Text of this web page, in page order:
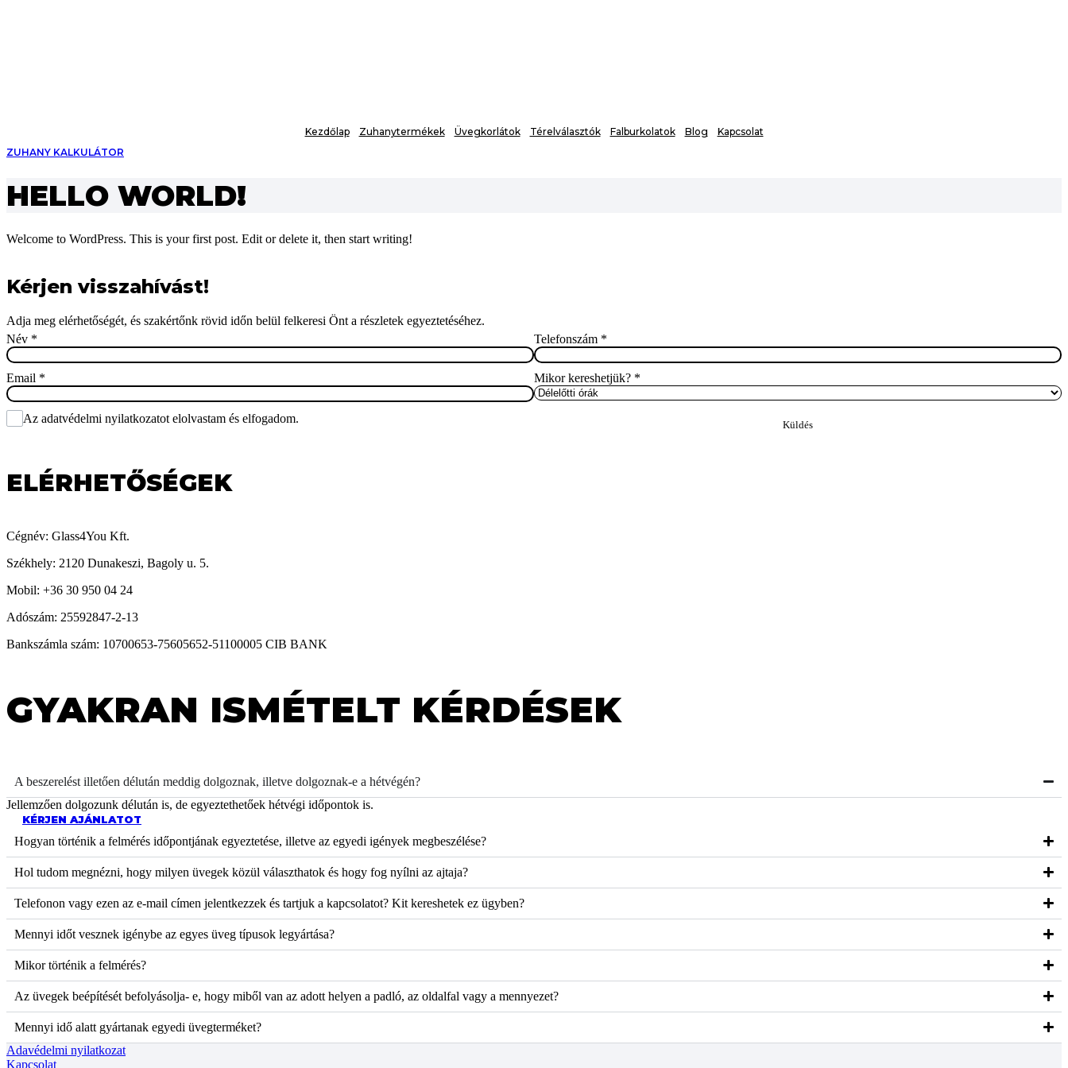
Kezdőlap Zuhanytermékek Üvegkorlátok Térelválasztók Falburkolatok Blog
Kapcsolat
ZUHANY KALKULÁTOR
HELLO WORLD!
Welcome to WordPress. This is your first post. Edit or delete it, then start writing!
Kérjen visszahívást!
Adja meg elérhetőségét, és szakértőnk rövid időn belül felkeresi Önt a részletek egyeztetéséhez.
Név * Telefonszám *
Email * Mikor kereshetjük? *
Az adatvédelmi nyilatkozatot elolvastam és elfogadom. Küldés
ELÉRHETŐSÉGEK
Cégnév: Glass4You Kft.
Székhely: 2120 Dunakeszi, Bagoly u. 5.
Mobil: +36 30 950 04 24
Adószám: 25592847-2-13
Bankszámla szám: 10700653-75605652-51100005 CIB BANK
GYAKRAN ISMÉTELT KÉRDÉSEK
A beszerelést illetően délután meddig dolgoznak, illetve dolgoznak-e a hétvégén?
Jellemzően dolgozunk délután is, de egyeztethetőek hétvégi időpontok is.
KÉRJEN AJÁNLATOT
Hogyan történik a felmérés időpontjának egyeztetése, illetve az egyedi igények megbeszélése?
Hol tudom megnézni, hogy milyen üvegek közül választhatok és hogy fog nyílni az ajtaja?
Telefonon vagy ezen az e-mail címen jelentkezzek és tartjuk a kapcsolatot? Kit kereshetek ez ügyben?
Mennyi időt vesznek igénybe az egyes üveg típusok legyártása?
Mikor történik a felmérés?
Az üvegek beépítését befolyásolja- e, hogy miből van az adott helyen a padló, az oldalfal vagy a mennyezet?
Mennyi idő alatt gyártanak egyedi üvegterméket?
Adavédelmi nyilatkozat
Kapcsolat